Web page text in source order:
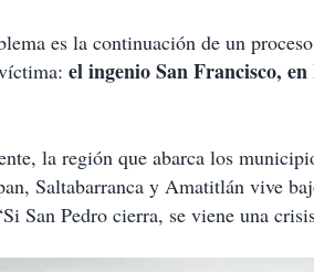
es la continuación de un
el ingenio San Francisco,
la región que abarca los
Saltabarranca y Amatitlán vive
San Pedro cierra, se viene una